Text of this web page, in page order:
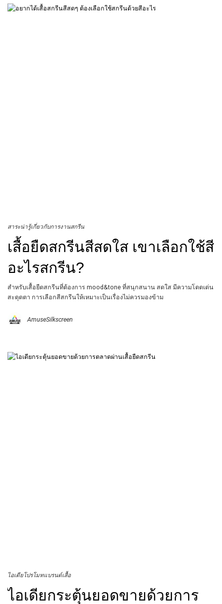
สาระน่ารู้เกี่ยวกับการงานสกรีน
เสื้อยืดสกรีนสีสดใส เขาเลือกใช้สี
อะไรสกรีน?
สำหรับเสื้อยืดสกรีนที่ต้องการ mood&tone ที่สนุกสนาน สดใส มีความโดดเด่น
สะดุดตา การเลือกสีสกรีนให้เหมาะเป็นเรื่องไม่ควรมองข้าม
AmuseSilkscreen
ไอเดียโปรโมทแบรนด์เสื้อ
ไอเดียกระตุ้นยอดขายด้วยการ